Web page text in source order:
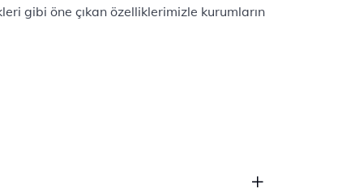
gibi öne çıkan özelliklerimizle kurumların